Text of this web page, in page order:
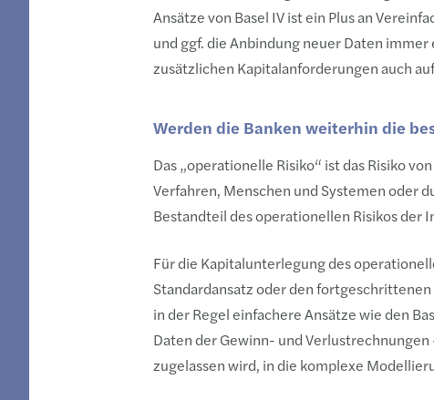
Ansätze von Basel IV ist ein Plus an
und ggf. die Anbindung neuer Daten
zusätzlichen Kapitalanforderungen auch
Werden die Banken weiterhin die
Das „operationelle Risiko“ ist das Risiko
Verfahren, Menschen und Systemen oder
Bestandteil des operationellen Risikos der
Für die Kapitalunterlegung des
Standardansatz oder den
in der Regel einfachere Ansätze wie den
Daten der Gewinn- und
zugelassen wird, in die komplexe